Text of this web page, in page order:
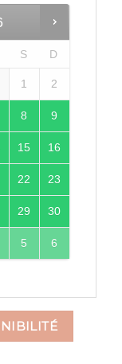
S D
1 2
8 9
15 16
22 23
29 30
5 6